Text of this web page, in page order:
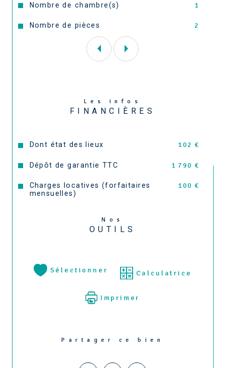
Nombre de chambre(s) 1
Nombre de pièces 2
Les infos
FINANCIÈRES
Dont état des lieux 102 €
Dépôt de garantie TTC 1 790 €
Charges locatives (forfaitaires
mensuelles)
100 €
Nos
OUTILS
Sélectionner Calculatrice
Imprimer
Partager ce bien